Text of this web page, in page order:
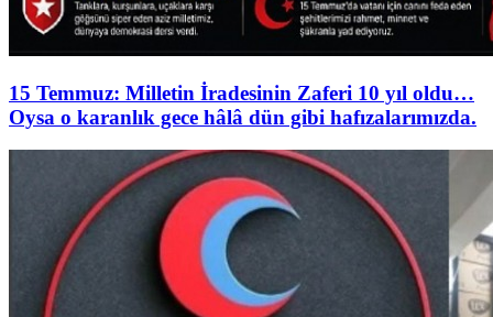
15 Temmuz: Milletin İradesinin Zaferi 10 yıl oldu…
Oysa o karanlık gece hâlâ dün gibi hafızalarımızda.